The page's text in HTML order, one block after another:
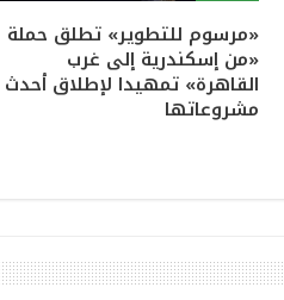
«مرسوم للتطوير» تطلق حملة
«من إسكندرية إلى غرب
القاهرة» تمهيدا لإطلاق أحدث
مشروعاتها